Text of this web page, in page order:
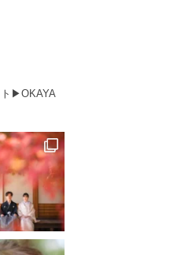
ト▶︎OKAYA